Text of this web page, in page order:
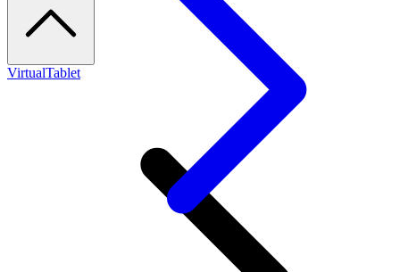
VirtualTablet